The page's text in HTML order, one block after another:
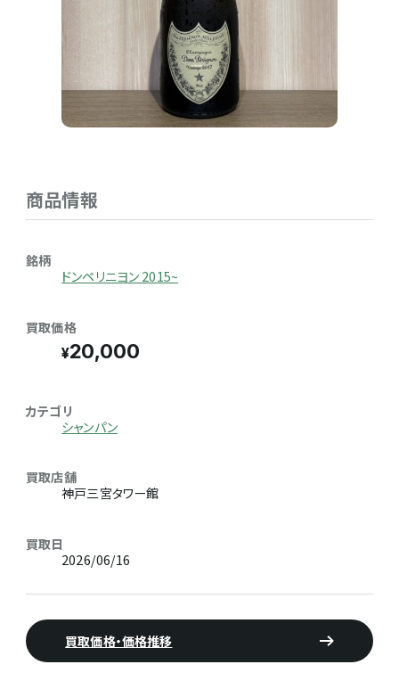
商品情報
銘柄
ドンペリニヨン 2015~
買取価格
20,000
カテゴリ
シャンパン
買取店舗
神戸三宮タワー館
買取日
2026/06/16
買取価格・価格推移